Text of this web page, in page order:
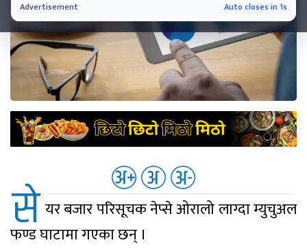
बैंक-
वित्त
अन्य
से यर बजार परिसूचक नेप्से ओरालो लाग्दा म्युचुअल
फण्ड घाटामा गएका छन् ।